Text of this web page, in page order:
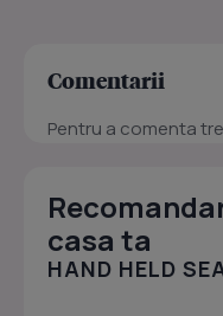
Comentarii
Pentru a comenta
casa ta
HAND HELD